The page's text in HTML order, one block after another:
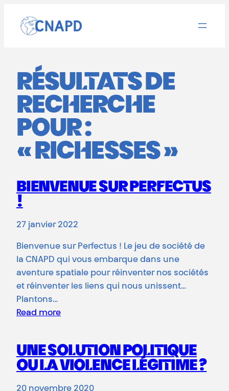
contenu
RÉSULTATS DE
RECHERCHE
POUR :
« RICHESSES »
BIENVENUE SUR PERFECTUS
!
27 janvier 2022
Bienvenue sur Perfectus ! Le jeu de société de
la CNAPD qui vous embarque dans une
aventure spatiale pour réinventer nos sociétés
et réinventer les liens qui nous unissent…
Plantons…
Read more
UNE SOLUTION POLITIQUE
OU LA VIOLENCE LÉGITIME ?
20 novembre 2020